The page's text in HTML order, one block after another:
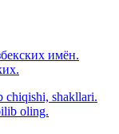
имён.
chiqishi, shakllari.
oling.